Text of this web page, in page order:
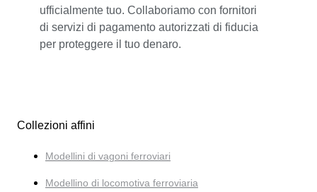
ufficialmente tuo. Collaboriamo con fornitori
di servizi di pagamento autorizzati di fiducia
per proteggere il tuo denaro.
Collezioni affini
Modellini di vagoni ferroviari
Modellino di locomotiva ferroviaria